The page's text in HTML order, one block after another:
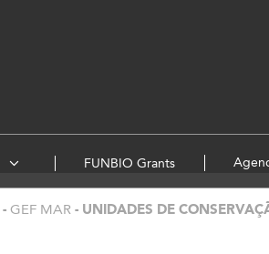
FUNBIO Grants
- GEF MAR - UNIDADES DE